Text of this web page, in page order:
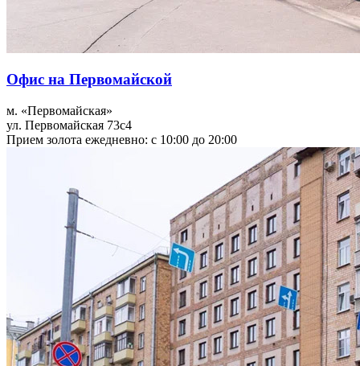
Офис на Первомайской
м. «Первомайская»
ул. Первомайская 73с4
Прием золота ежедневно: с 10:00 до 20:00